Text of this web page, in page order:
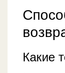
Какие